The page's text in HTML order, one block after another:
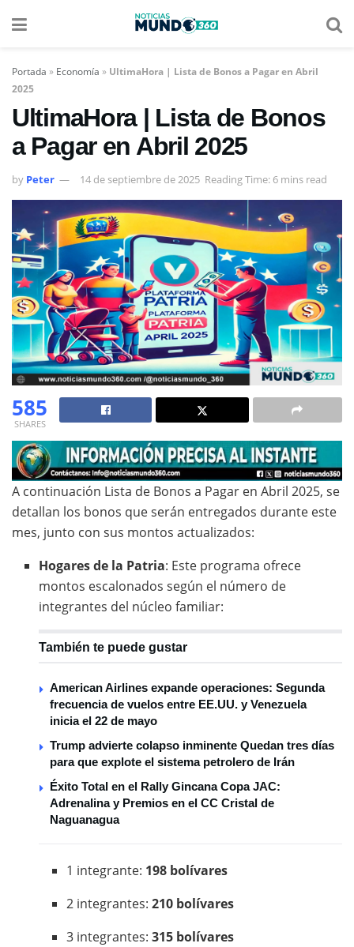
Portada » Economía » UltimaHora | Lista de Bonos a Pagar en Abril
2025
UltimaHora | Lista de Bonos
a Pagar en Abril 2025
by Peter 14 de septiembre de 2025 Reading Time: 6 mins read
585
SHARES
A continuación Lista de Bonos a Pagar en Abril 2025, se
detallan los bonos que serán entregados durante este
mes, junto con sus montos actualizados:
Hogares de la Patria: Este programa ofrece
montos escalonados según el número de
integrantes del núcleo familiar:
También te puede gustar
American Airlines expande operaciones: Segunda
frecuencia de vuelos entre EE.UU. y Venezuela
inicia el 22 de mayo
Trump advierte colapso inminente Quedan tres días
para que explote el sistema petrolero de Irán
Éxito Total en el Rally Gincana Copa JAC:
Adrenalina y Premios en el CC Cristal de
Naguanagua
1 integrante: 198 bolívares
2 integrantes: 210 bolívares
3 integrantes: 315 bolívares